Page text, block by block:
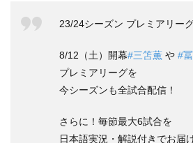
23/24シーズン プレミアリー
8/12（土）開幕#三笘薫 や #
プレミアリーグを
今シーズンも全試合配信！
さらに！毎節最大6試合を
日本語実況・解説付きでお届